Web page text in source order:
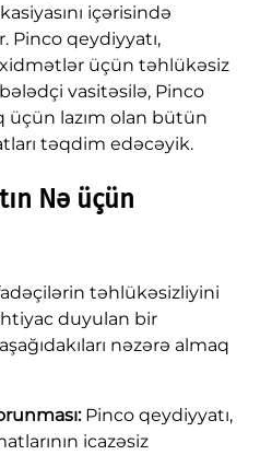
içərisində
Pinco qeydiyyatı,
üçün təhlükəsiz
vasitəsilə, Pinco
üçün lazım olan bütün
təqdim edəcəyik.
Nə üçün
təhlükəsizliyini
duyulan bir
nəzərə almaq
Pinco qeydiyyatı,
icazəsiz